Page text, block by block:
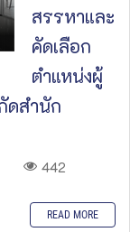
สรรหาและ
คัดเลือก
ตำแหน่งผู้
ดสำนัก
442
READ MORE